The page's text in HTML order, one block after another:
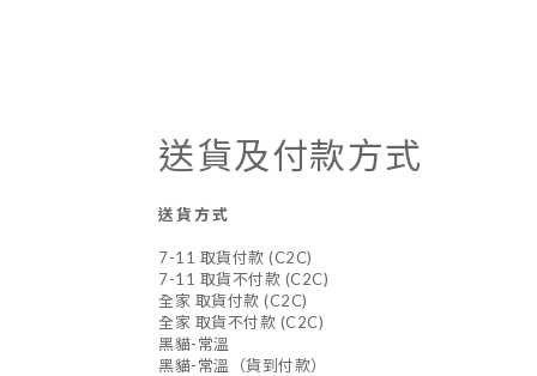
送貨及付款方式
送貨方式
7-11 取貨付款 (C2C)
7-11 取貨不付款 (C2C)
全家 取貨付款 (C2C)
全家 取貨不付款 (C2C)
黑貓-常溫
黑貓-常溫（貨到付款）